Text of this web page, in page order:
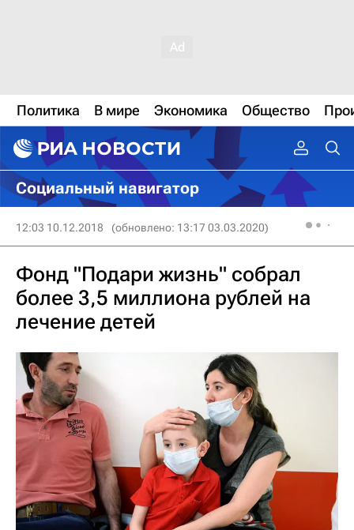
Политика В мире Экономика Общество
Социальный навигатор
12:03 10.12.2018 (обновлено: 13:17 03.03.2020)
Фонд "Подари жизнь" собрал
более 3,5 миллиона рублей на
лечение детей